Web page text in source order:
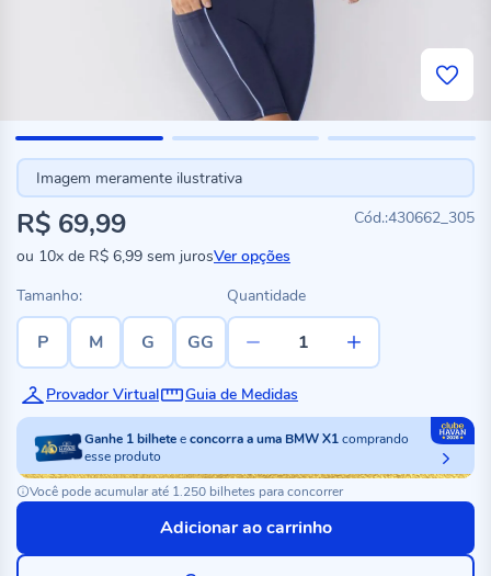
Imagem meramente ilustrativa
430662_305
R$ 69,99
ou 10x de R$ 6,99 sem jurosVer opções
Tamanho:
P M G GG
Quantidade
Provador Virtual Guia de Medidas
Ganhe 1bilheteeconcorra a uma BMW X1comprando
esse produto
Você pode acumular até 1.250 bilhetes para concorrer
Adicionar ao carrinho